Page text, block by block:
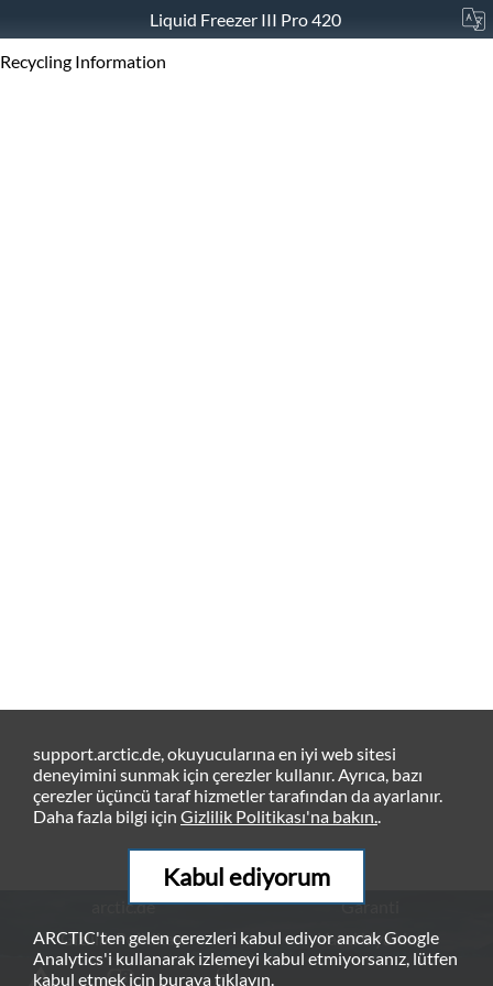
Liquid Freezer III Pro 420
Recycling Information
arctic.de
Garanti
Gizlilik Politikası
Yasal Uyarılar
© ARCTIC (HK) Ltd. - 2026
support.arctic.de, okuyucularına en iyi web sitesi
deneyimini sunmak için çerezler kullanır. Ayrıca, bazı
çerezler üçüncü taraf hizmetler tarafından da ayarlanır.
Daha fazla bilgi için Gizlilik Politikası'na bakın..
Kabul ediyorum
ARCTIC'ten gelen çerezleri kabul ediyor ancak Google
Analytics'i kullanarak izlemeyi kabul etmiyorsanız, lütfen
kabul etmek için burayatıklayın.